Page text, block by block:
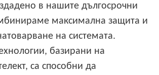
в нашите дългосрочни
максимална защита и
на системата.
базирани на
са способни да